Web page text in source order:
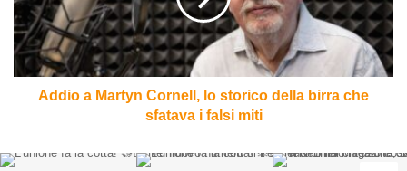
storico
della
birra
che
sfatava
miti
Addio a Martyn Cornell, lo storico della birra che
sfatava i falsi miti